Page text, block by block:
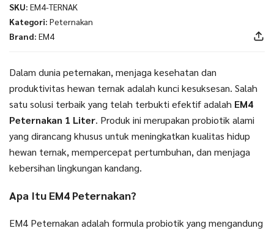
SKU: EM4-TERNAK
Kategori: Peternakan
Brand: EM4
Dalam dunia peternakan, menjaga kesehatan dan
produktivitas hewan ternak adalah kunci kesuksesan. Salah
satu solusi terbaik yang telah terbukti efektif adalah EM4
Peternakan 1 Liter. Produk ini merupakan probiotik alami
yang dirancang khusus untuk meningkatkan kualitas hidup
hewan ternak, mempercepat pertumbuhan, dan menjaga
kebersihan lingkungan kandang.
Apa Itu EM4 Peternakan?
EM4 Peternakan adalah formula probiotik yang mengandung